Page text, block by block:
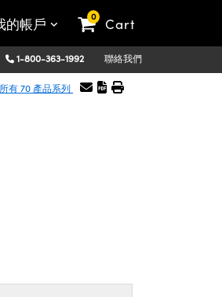
的帳戶 0 Cart
1-800-363-1992 聯絡我們
有 70 產品系列